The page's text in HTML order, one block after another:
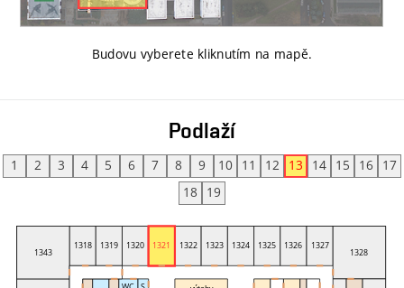
Budovu vyberete kliknutím na mapě.
Podlaží
1 2 3 4 5 6 7 8 9 10 11 12 13 14 15 16
17
18
19